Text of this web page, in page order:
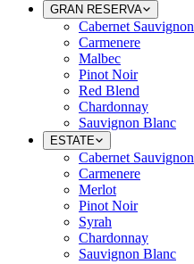
GRAN RESERVA
Cabernet Sauvignon
Carmenere
Malbec
Pinot Noir
Red Blend
Chardonnay
Sauvignon Blanc
ESTATE
Cabernet Sauvignon
Carmenere
Merlot
Pinot Noir
Syrah
Chardonnay
Sauvignon Blanc